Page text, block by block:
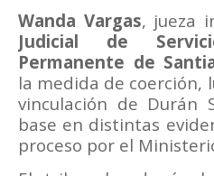
Wanda Vargas, jueza
Judicial de
Permanente de
la medida de coerción,
vinculación de Durán
base en distintas
proceso por el